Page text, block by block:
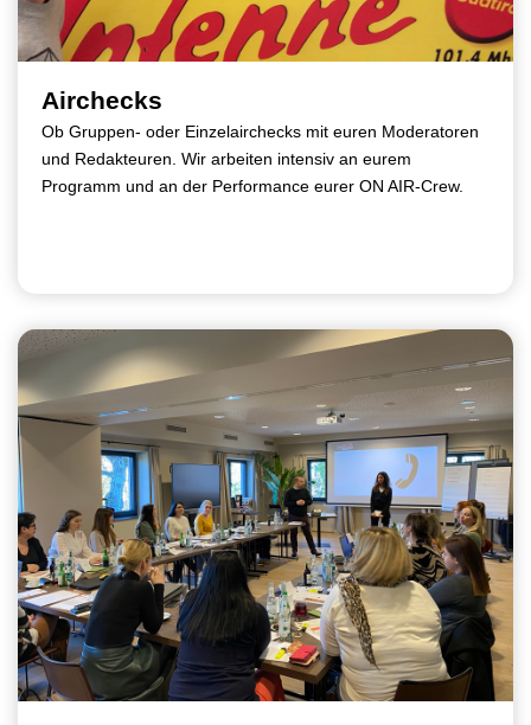
Airchecks
Ob Gruppen- oder Einzelairchecks mit euren Moderatoren
und Redakteuren. Wir arbeiten intensiv an eurem
Programm und an der Performance eurer ON AIR-Crew.